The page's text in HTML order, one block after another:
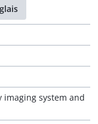
imaging system and